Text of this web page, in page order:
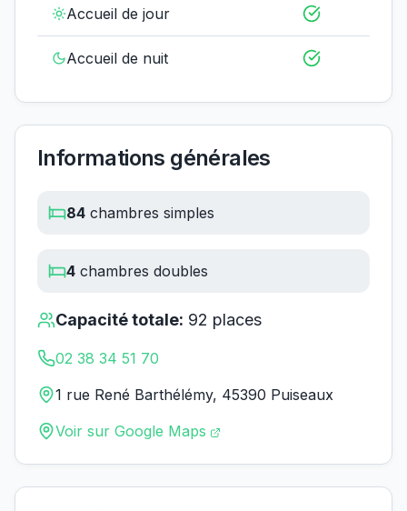
Accueil de jour
Accueil de nuit
Informations générales
84 chambres simples
4 chambres doubles
Capacité totale: 92 places
02 38 34 51 70
1 rue René Barthélémy, 45390 Puiseaux
Voir sur Google Maps